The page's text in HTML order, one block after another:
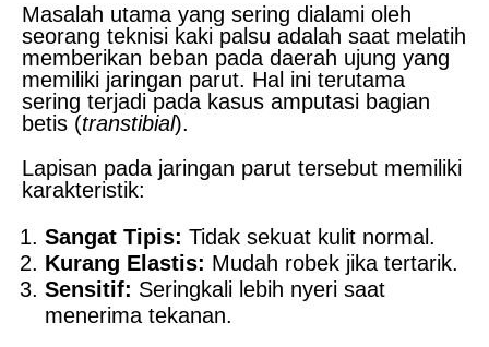
Masalah utama yang sering dialami oleh
seorang teknisi kaki palsu adalah saat melatih
memberikan beban pada daerah ujung yang
memiliki jaringan parut. Hal ini terutama
sering terjadi pada kasus amputasi bagian
betis (transtibial).
Lapisan pada jaringan parut tersebut memiliki
karakteristik:
Sangat Tipis: Tidak sekuat kulit normal.
Kurang Elastis: Mudah robek jika tertarik.
Sensitif: Seringkali lebih nyeri saat
menerima tekanan.